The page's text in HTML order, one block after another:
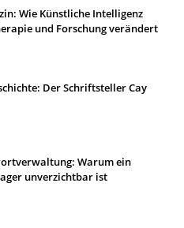
Wie Künstliche Intelligenz
und Forschung verändert
Der Schriftsteller Cay
Warum ein
unverzichtbar ist